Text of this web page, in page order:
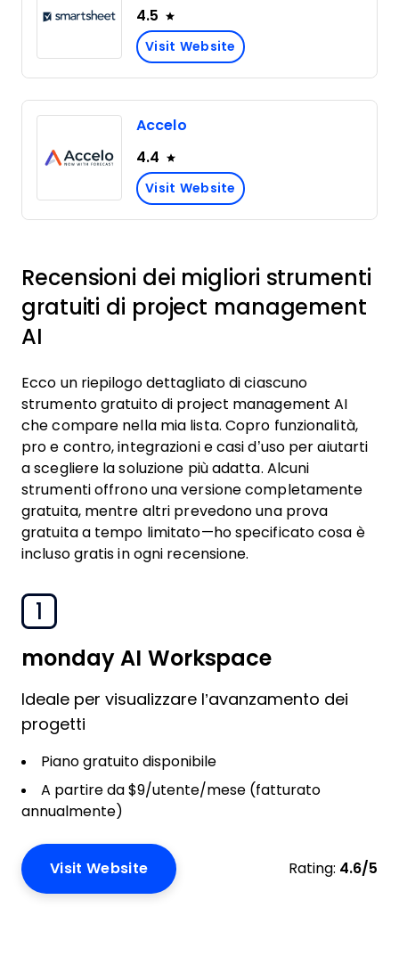
4.5
Visit Website
Accelo
4.4
Visit Website
Recensioni dei migliori strumenti
gratuiti di project management
AI
Ecco un riepilogo dettagliato di ciascuno
strumento gratuito di project management AI
che compare nella mia lista. Copro funzionalità,
pro e contro, integrazioni e casi d’uso per aiutarti
a scegliere la soluzione più adatta. Alcuni
strumenti offrono una versione completamente
gratuita, mentre altri prevedono una prova
gratuita a tempo limitato—ho specificato cosa è
incluso gratis in ogni recensione.
1
monday AI Workspace
Ideale per visualizzare l’avanzamento dei
progetti
Piano gratuito disponibile
A partire da $9/utente/mese (fatturato
annualmente)
Visit Website Rating: 4.6/5